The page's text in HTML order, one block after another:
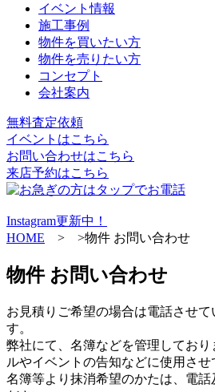
イベント情報
施工事例
物件を買いたい方
物件を売りたい方
コンセプト
会社案内
無料査定依頼
イベントはこちら
お問い合わせはこちら
来店予約はこちら
Instagram更新中！
HOME > >物件 お問い合わせ
物件 お問い合わせ
お見積りご希望の場合は電話させて
す。
弊社にて、名簿などを管理してお
ルやイベントの告知などに使用させ
名簿等より抹消希望のかたは、電話